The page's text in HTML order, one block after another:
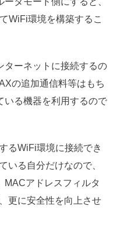
WiFi環境を構築するこ
ターネットに接続するの
の追加通信料等はもち
いる機器を利用するので
るWiFi環境に接続でき
いる自分だけなので、
MACアドレスフィルタ
更に安全性を向上させ